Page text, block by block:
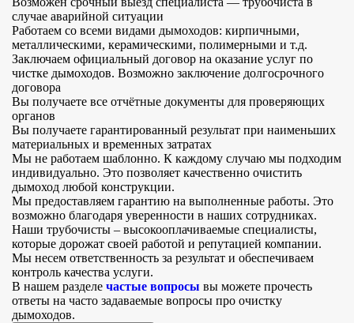
случае аварийной ситуации
Работаем со всеми видами дымоходов: кирпичными,
металлическими, керамическими, полимерными и т.д.
Заключаем официальный договор на оказание услуг по
чистке дымоходов. Возможно заключение долгосрочного
договора
Вы получаете все отчётные документы для проверяющих
органов
Вы получаете гарантированный результат при наименьших
материальных и временных затратах
Мы не работаем шаблонно. К каждому случаю мы подходим
индивидуально. Это позволяет качественно очистить
дымоход любой конструкции.
Мы предоставляем гарантию на выполненные работы. Это
возможно благодаря уверенности в наших сотрудниках.
Наши трубочисты – высокооплачиваемые специалисты,
которые дорожат своей работой и репутацией компании.
Мы несем ответственность за результат и обеспечиваем
контроль качества услуги.
В нашем разделе частые вопросы вы можете прочесть
ответы на часто задаваемые вопросы про очистку
дымоходов.